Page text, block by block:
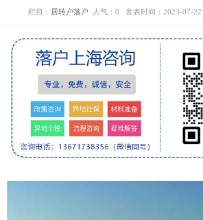
栏目： 居转户落户 人气： 0 发表时间：2023-07-22